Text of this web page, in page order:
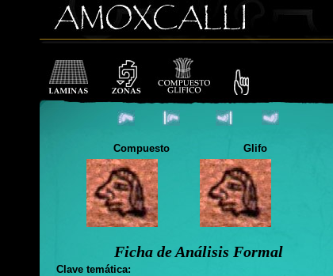
Compuesto Glifo
Ficha de Análisis Formal
Clave temática: